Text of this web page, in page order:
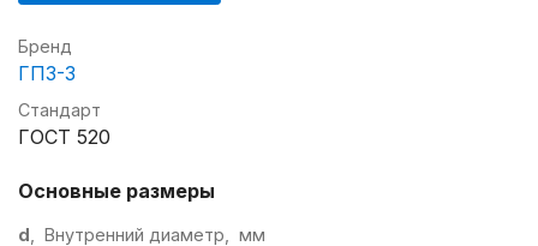
Бренд
ГПЗ-3
Стандарт
ГОСТ 520
Основные размеры
d , Внутренний диаметр, мм